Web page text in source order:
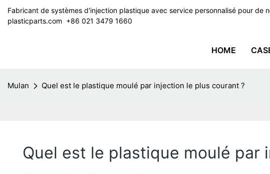
Fabricant de systèmes d'injection plastique avec service personnalisé pour
plasticparts.com ​​​​​​​ +86 021 3479 1660
HOME
Mulan Quel est le plastique moulé par injection le plus courant ?
Quel est le plastique moulé par